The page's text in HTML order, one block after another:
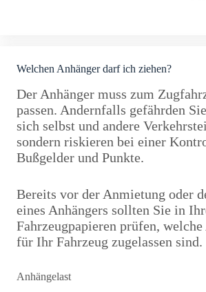
Welchen Anhänger darf ich ziehen?
Der Anhänger muss zum
passen. Andernfalls gefährden
sich selbst und andere
sondern riskieren bei einer
Bußgelder und Punkte.
Bereits vor der Anmietung oder
eines Anhängers sollten Sie in
Fahrzeugpapieren prüfen,
für Ihr Fahrzeug zugelassen sind.
Anhängelast